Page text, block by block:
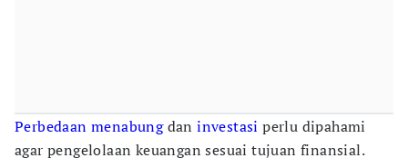
Perbedaan menabungdaninvestasi perlu dipahami
agar pengelolaan keuangan sesuai tujuan finansial.